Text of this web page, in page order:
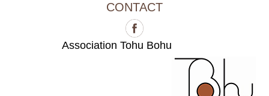
CONTACT
Association Tohu Bohu